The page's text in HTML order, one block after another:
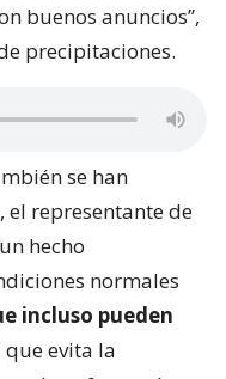
buenos anuncios”,
precipitaciones.
se han
el representante de
hecho
normales
incluso pueden
que evita la